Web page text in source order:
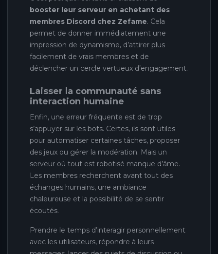
booster leur serveur en achetant des
membres Discord chez Zefame. Cela
permet de donner immédiatement une
impression de dynamisme, d’attirer plus
facilement de vrais membres et de
déclencher un cercle vertueux d’engagement.
Laisser la communauté sans
interaction humaine
Enfin, une erreur fréquente est de trop
s’appuyer sur les bots. Certes, ils sont utiles
pour automatiser certaines tâches, proposer
des jeux ou gérer la modération. Mais un
serveur où tout est robotisé manque d’âme.
Les membres recherchent avant tout des
échanges humains, une ambiance
chaleureuse et la possibilité de se sentir
écoutés.
Prendre le temps d’interagir personnellement
avec les utilisateurs, répondre à leurs